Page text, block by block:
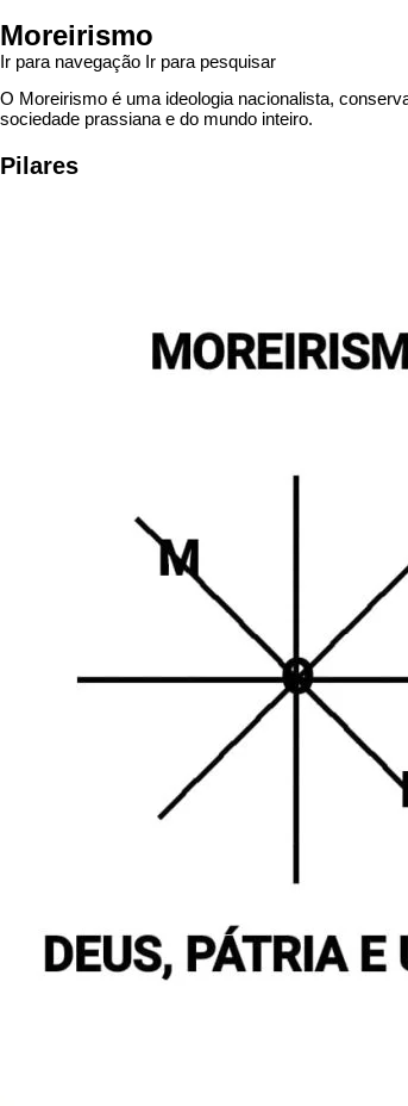
Moreirismo
Ir para navegação Ir para pesquisar
O Moreirismo é uma ideologia nacionalista,
sociedade prassiana e do mundo inteiro.
Pilares